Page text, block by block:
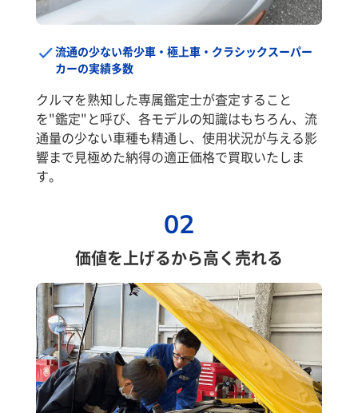
流通の少ない希少車・極上車・クラシックスーパー
カーの実績多数
クルマを熟知した専属鑑定士が査定すること
を"鑑定"と呼び、各モデルの知識はもちろん、流
通量の少ない車種も精通し、使用状況が与える影
響まで見極めた納得の適正価格で買取いたしま
す。
02
価値を上げるから高く売れる